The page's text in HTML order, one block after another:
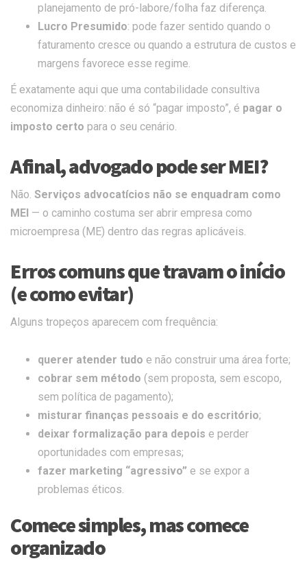
planejamento de pró-labore/folha faz diferença.
Lucro Presumido: pode fazer sentido quando o
faturamento cresce ou quando a estrutura de custos e
margens favorece esse regime.
É exatamente aqui que uma contabilidade consultiva
economiza dinheiro: não é só “pagar imposto”, é pagar o
imposto certo para o seu cenário.
Afinal, advogado pode ser MEI?
Não. Serviços advocatícios não se enquadram como
MEI — o caminho costuma ser abrir empresa como
microempresa (ME) dentro das regras aplicáveis.
Erros comuns que travam o início
(e como evitar)
Alguns tropeços aparecem com frequência:
querer atender tudo e não construir uma área forte;
cobrar sem método (sem proposta, sem escopo,
sem política de pagamento);
misturar finanças pessoais e do escritório;
deixar formalização para depois e perder
oportunidades com empresas;
fazer marketing “agressivo” e se expor a
problemas éticos.
Comece simples, mas comece
organizado